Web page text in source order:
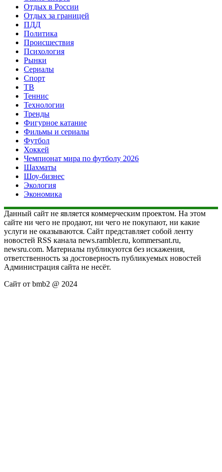
Отдых в России
Отдых за границей
ПДД
Политика
Происшествия
Психология
Рынки
Сериалы
Спорт
ТВ
Теннис
Технологии
Тренды
Фигурное катание
Фильмы и сериалы
Футбол
Хоккей
Чемпионат мира по футболу 2026
Шахматы
Шоу-бизнес
Экология
Экономика
Данный сайт не является коммерческим проектом. На этом
сайте ни чего не продают, ни чего не покупают, ни какие
услуги не оказываются. Сайт представляет собой ленту
новостей RSS канала news.rambler.ru, kommersant.ru,
newsru.com. Материалы публикуются без искажения,
ответственность за достоверность публикуемых новостей
Администрация сайта не несёт.
Сайт от bmb2 @ 2024